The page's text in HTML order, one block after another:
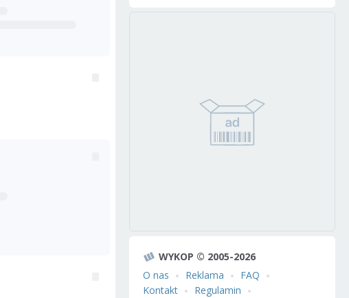
WYKOP © 2005-2026
O nas
Reklama
FAQ
Kontakt
Regulamin